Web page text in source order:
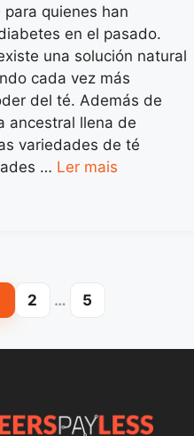
quienes han
en el pasado.
una solución natural
cada vez más
del té. Además de
ancestral llena de
variedades de té
… Ler mais
Page
2 … Page
5